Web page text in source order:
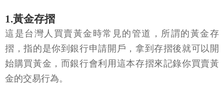
1.黃金存摺
這是台灣人買賣黃金時常見的管道，所謂的黃金存
摺，指的是你到銀行申請開戶，拿到存摺後就可以開
始購買黃金，而銀行會利用這本存摺來記錄你買賣黃
金的交易行為。